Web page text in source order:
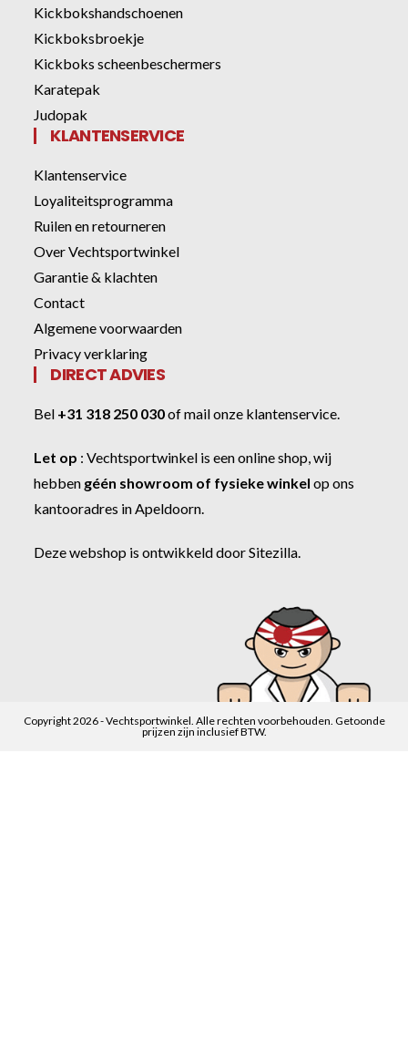
Kickbokshandschoenen
Kickboksbroekje
Kickboks scheenbeschermers
Karatepak
Judopak
KLANTENSERVICE
Klantenservice
Loyaliteitsprogramma
Ruilen en retourneren
Over Vechtsportwinkel
Garantie & klachten
Contact
Algemene voorwaarden
Privacy verklaring
DIRECT ADVIES
Bel +31 318 250 030ofmail onze klantenservice
Let op :Vechtsportwinkel is een online shop, wij
hebben géén showroom of fysieke winkel op ons
kantooradres in Apeldoorn.
Deze webshop is ontwikkeld doorSitezilla
Copyright 2026 - Vechtsportwinkel. Alle rechten voorbehouden. Getoonde
prijzen zijn inclusief BTW.